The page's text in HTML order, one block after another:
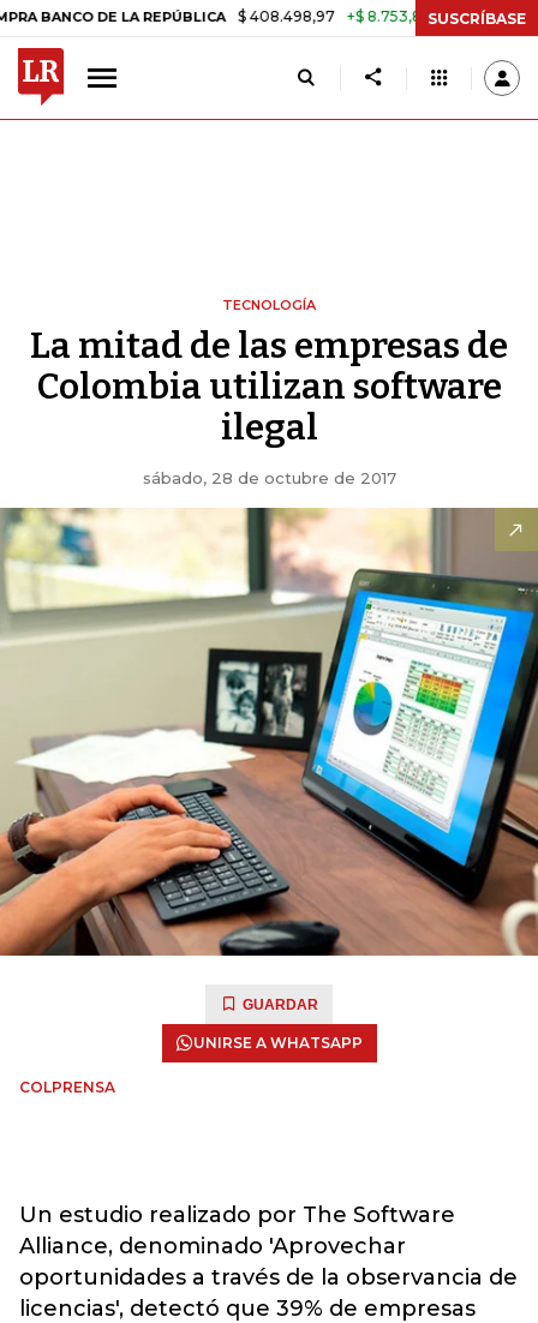
DE LA REPÚBLICA $ 408.498,97 +$ 8.753,81 +2,19% TASA DE
SUSCRÍBASE
TECNOLOGÍA
La mitad de las empresas de
Colombia utilizan software
ilegal
sábado, 28 de octubre de 2017
GUARDAR
UNIRSE A WHATSAPP
COLPRENSA
Un estudio realizado por The Software
Alliance, denominado 'Aprovechar
oportunidades a través de la observancia de
licencias', detectó que 39% de empresas